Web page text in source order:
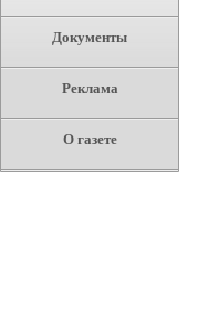
Документы
Реклама
О газете